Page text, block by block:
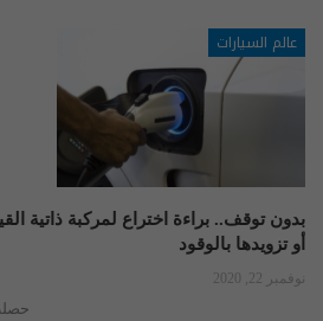
عالم السيارات
بدون توقف.. براءة اختراع لمركبة ذاتية
أو تزويدها بالوقود
نوفمبر 22, 2020